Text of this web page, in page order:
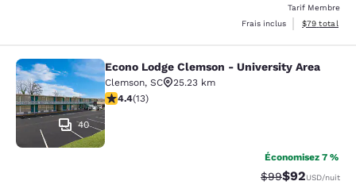
Tarif Membre
Frais inclus
Afficher les
$79 total
Econo Lodge Clemson - University
40
Econo Lodge Clemson - University Area
Clemson, SC
25.23 km
4.38 étoiles. Excellent. 13 commentaires
4.4(13)
Économisez 7 %
Tarif barré :
$99Tarif réduit :
$92USD/nuit